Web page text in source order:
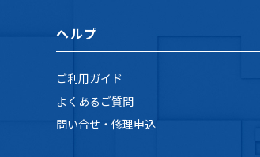
ヘルプ
ご利用ガイド
よくあるご質問
問い合せ・修理申込